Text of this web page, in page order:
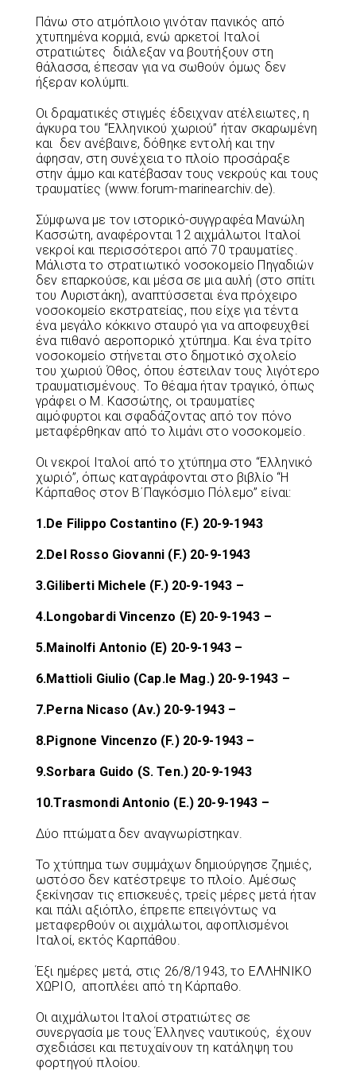
Πάνω στο ατμόπλοιο γινόταν πανικός από
χτυπημένα κορμιά, ενώ αρκετοί Ιταλοί
στρατιώτες διάλεξαν να βουτήξουν στη
θάλασσα, έπεσαν για να σωθούν όμως δεν
ήξεραν κολύμπι.
Οι δραματικές στιγμές έδειχναν ατέλειωτες, η
άγκυρα του “Ελληνικού χωριού” ήταν σκαρωμένη
και δεν ανέβαινε, δόθηκε εντολή και την
άφησαν, στη συνέχεια το πλοίο προσάραξε
στην άμμο και κατέβασαν τους νεκρούς και τους
τραυματίες (www.forum-marinearchiv.de).
Σύμφωνα με τον ιστορικό-συγγραφέα Μανώλη
Κασσώτη, αναφέρονται 12 αιχμάλωτοι Ιταλοί
νεκροί και περισσότεροι από 70 τραυματίες.
Μάλιστα το στρατιωτικό νοσοκομείο Πηγαδιών
δεν επαρκούσε, και μέσα σε μια αυλή (στο σπίτι
του Λυριστάκη), αναπτύσσεται ένα πρόχειρο
νοσοκομείο εκστρατείας, που είχε για τέντα
ένα μεγάλο κόκκινο σταυρό για να αποφευχθεί
ένα πιθανό αεροπορικό χτύπημα. Και ένα τρίτο
νοσοκομείο στήνεται στο δημοτικό σχολείο
του χωριού Όθος, όπου έστειλαν τους λιγότερο
τραυματισμένους. Το θέαμα ήταν τραγικό, όπως
γράφει ο Μ. Κασσώτης, οι τραυματίες
αιμόφυρτοι και σφαδάζοντας από τον πόνο
μεταφέρθηκαν από το λιμάνι στο νοσοκομείο.
Οι νεκροί Ιταλοί από το χτύπημα στο “Ελληνικό
χωριό”, όπως καταγράφονται στο βιβλίο “Η
Κάρπαθος στον Β΄Παγκόσμιο Πόλεμο” είναι:
1.De Filippo Costantino (F.) 20-9-1943
2.Del Rosso Giovanni (F.) 20-9-1943
3.Giliberti Michele (F.) 20-9-1943 –
4.Longobardi Vincenzo (E) 20-9-1943 –
5.Mainolfi Antonio (E) 20-9-1943 –
6.Mattioli Giulio (Cap.le Mag.) 20-9-1943 –
7.Perna Nicaso (Av.) 20-9-1943 –
8.Pignone Vincenzo (F.) 20-9-1943 –
9.Sorbara Guido (S. Ten.) 20-9-1943
10.Trasmondi Antonio (E.) 20-9-1943 –
Δύο πτώματα δεν αναγνωρίστηκαν.
Το χτύπημα των συμμάχων δημιούργησε ζημιές,
ωστόσο δεν κατέστρεψε το πλοίο. Αμέσως
ξεκίνησαν τις επισκευές, τρείς μέρες μετά ήταν
και πάλι αξιόπλο, έπρεπε επειγόντως να
μεταφερθούν οι αιχμάλωτοι, αφοπλισμένοι
Ιταλοί, εκτός Καρπάθου.
Έξι ημέρες μετά, στις 26/8/1943, το ΕΛΛΗΝΙΚΟ
ΧΩΡΙΟ, αποπλέει από τη Κάρπαθο.
Οι αιχμάλωτοι Ιταλοί στρατιώτες σε
συνεργασία με τους Έλληνες ναυτικούς, έχουν
σχεδιάσει και πετυχαίνουν τη κατάληψη του
φορτηγού πλοίου.